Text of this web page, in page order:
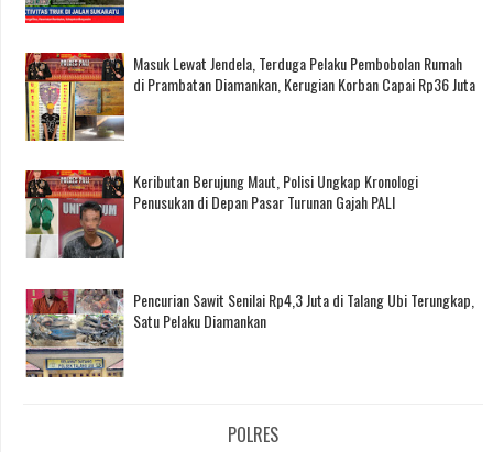
Masuk Lewat Jendela, Terduga Pelaku Pembobolan Rumah
di Prambatan Diamankan, Kerugian Korban Capai Rp36 Juta
Keributan Berujung Maut, Polisi Ungkap Kronologi
Penusukan di Depan Pasar Turunan Gajah PALI
Pencurian Sawit Senilai Rp4,3 Juta di Talang Ubi Terungkap,
Satu Pelaku Diamankan
POLRES